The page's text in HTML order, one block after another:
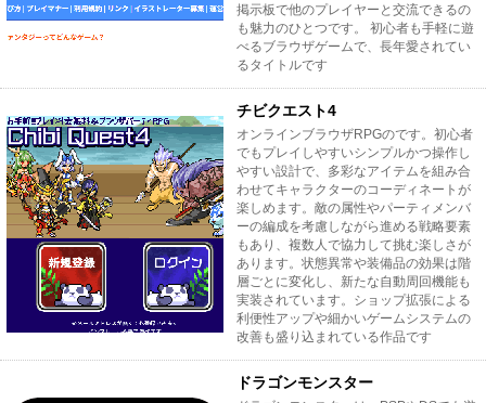
掲示板で他のプレイヤーと交流できるの
も魅力のひとつです。 初心者も手軽に遊
べるブラウザゲームで、長年愛されてい
るタイトルです
チビクエスト4
オンラインブラウザRPGのです。初心者
でもプレイしやすいシンプルかつ操作し
やすい設計で、多彩なアイテムを組み合
わせてキャラクターのコーディネートが
楽しめます。敵の属性やパーティメンバ
ーの編成を考慮しながら進める戦略要素
もあり、複数人で協力して挑む楽しさが
あります。状態異常や装備品の効果は階
層ごとに変化し、新たな自動周回機能も
実装されています。ショップ拡張による
利便性アップや細かいゲームシステムの
改善も盛り込まれている作品です
ドラゴンモンスター